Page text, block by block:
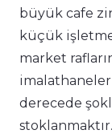
büyük cafe
küçük
market
derecede